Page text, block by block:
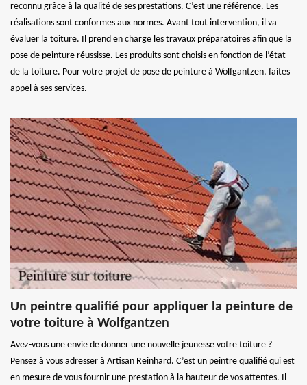
reconnu grâce à la qualité de ses prestations. C’est une référence. Les
réalisations sont conformes aux normes. Avant tout intervention, il va
évaluer la toiture. Il prend en charge les travaux préparatoires afin que la
pose de peinture réussisse. Les produits sont choisis en fonction de l’état
de la toiture. Pour votre projet de pose de peinture à Wolfgantzen, faites
appel à ses services.
Un peintre qualifié pour appliquer la peinture de
votre toiture à Wolfgantzen
Avez-vous une envie de donner une nouvelle jeunesse votre toiture ?
Pensez à vous adresser à Artisan Reinhard. C’est un peintre qualifié qui est
en mesure de vous fournir une prestation à la hauteur de vos attentes. Il